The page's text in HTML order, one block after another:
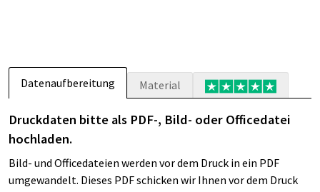
Datenaufbereitung Material
Druckdaten bitte als PDF-, Bild- oder Officedatei
hochladen.
Bild- und Officedateien werden vor dem Druck in ein PDF
umgewandelt. Dieses PDF schicken wir Ihnen vor dem Druck